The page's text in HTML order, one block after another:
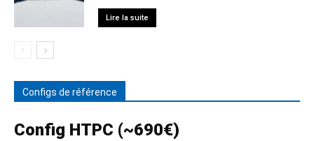
Lire la suite
Configs de référence
Config HTPC (~690€)